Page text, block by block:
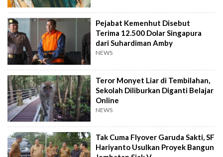
Pejabat Kemenhut Disebut
Terima 12.500 Dolar Singapura
dari Suhardiman Amby
NEWS
Teror Monyet Liar di Tembilahan,
Sekolah Diliburkan Diganti Belajar
Online
NEWS
Tak Cuma Flyover Garuda Sakti, SF
Hariyanto Usulkan Proyek Bangun